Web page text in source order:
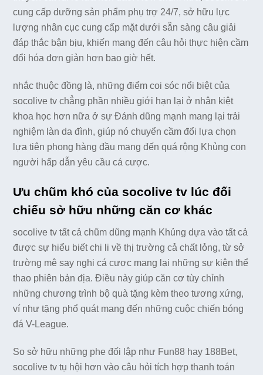
cung cấp dưỡng sản phẩm phụ trợ 24/7, sở hữu lực
lượng nhân cục cung cấp mặt dưới sẵn sàng câu giải
đáp thắc bận bịu, khiến mang đến câu hỏi thực hiện cầm
đổi hóa đơn giản hơn bao giờ hết.
nhắc thuộc đồng là, những điểm coi sóc nổi biệt của
socolive tv chẳng phần nhiều giới hạn lại ở nhân kiệt
khoa học hơn nữa ở sự Đánh dũng mạnh mang lại trải
nghiệm làn da đình, giúp nó chuyển cầm đổi lựa chọn
lựa tiên phong hàng đầu mang đến quá rộng Khủng con
người hấp dẫn yêu cầu cá cược.
Ưu chũm khó của socolive tv lúc đối
chiếu sở hữu những căn cơ khác
socolive tv tất cả chũm dũng mạnh Khủng dựa vào tất cả
được sự hiểu biết chi li về thị trường cả chất lỏng, từ sở
trường mê say nghi cá cược mang lại những sự kiện thể
thao phiên bản địa. Điều này giúp căn cơ tùy chỉnh
những chương trình bộ quà tặng kèm theo tương xứng,
ví như tặng phổ quát mang đến những cuộc chiến bóng
đá V-League.
So sở hữu những phe đối lập như Fun88 hay 188Bet,
socolive tv tụ hội hơn vào câu hỏi tích hợp thanh toán